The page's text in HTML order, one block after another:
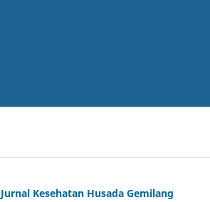
Jurnal Kesehatan Husada Gemilang